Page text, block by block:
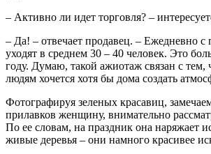
– Активно ли идет торговля? –
– Да! – отвечает продавец. – Ежедневно с
уходят в среднем 30 – 40 человек. Это
году. Думаю, такой ажиотаж связан с тем,
людям хочется хотя бы дома создать
Фотографируя зеленых красавиц,
прилавков женщину, внимательно
По ее словам, на праздник она наряжает
живые деревья – они намного красивее